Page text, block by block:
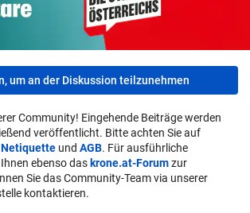
um an der Diskussion teilzunehmen
Community! Eingehende Beiträge werden
veröffentlicht. Bitte achten Sie auf
Netiquette und AGB. Für ausführliche
ebenso das krone.at-Forumzur
Sie das Community-Team via unserer
kontaktieren.